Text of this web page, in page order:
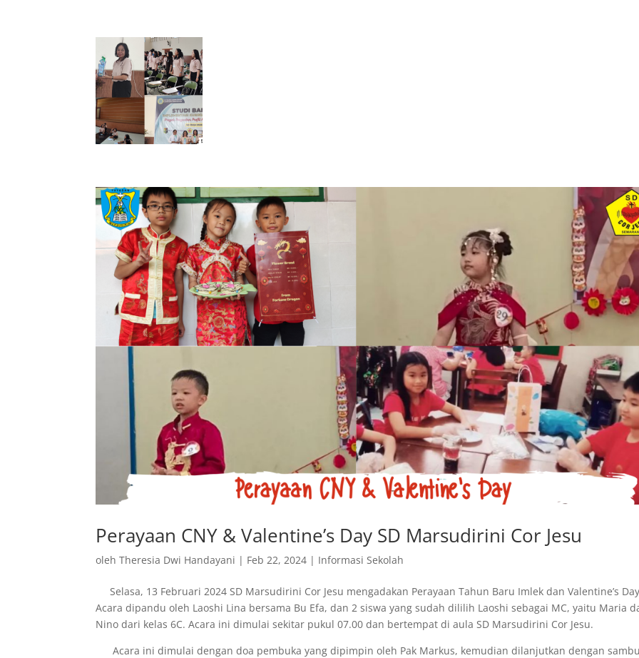
Perayaan CNY & Valentine’s Day SD Marsudirini Cor Jesu
olehTheresia Dwi Handayani | Feb 22, 2024 | Informasi Sekolah
Selasa, 13 Februari 2024 SD Marsudirini Cor Jesu mengadakan Perayaan Tahun Baru Imlek dan Valentine’s
Acara dipandu oleh Laoshi Lina bersama Bu Efa, dan 2 siswa yang sudah dililih Laoshi sebagai MC, yaitu Maria
Nino dari kelas 6C. Acara ini dimulai sekitar pukul 07.00 dan bertempat di aula SD Marsudirini Cor Jesu.
Acara ini dimulai dengan doa pembuka yang dipimpin oleh Pak Markus, kemudian dilanjutkan dengan